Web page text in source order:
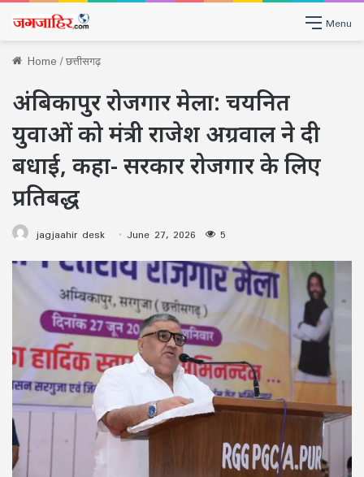
Menu
Home/छत्तीसगढ़
अंबिकापुर रोजगार मेला: चयनित
युवाओं को मंत्री राजेश अग्रवाल ने दी
बधाई, कहा- सरकार रोजगार के लिए
प्रतिबद्ध
jagjaahir desk June 27, 2026 5